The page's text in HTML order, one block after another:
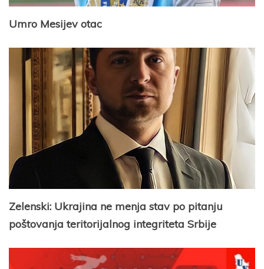
Umro Mesijev otac
Zelenski: Ukrajina ne menja stav po pitanju
poštovanja teritorijalnog integriteta Srbije